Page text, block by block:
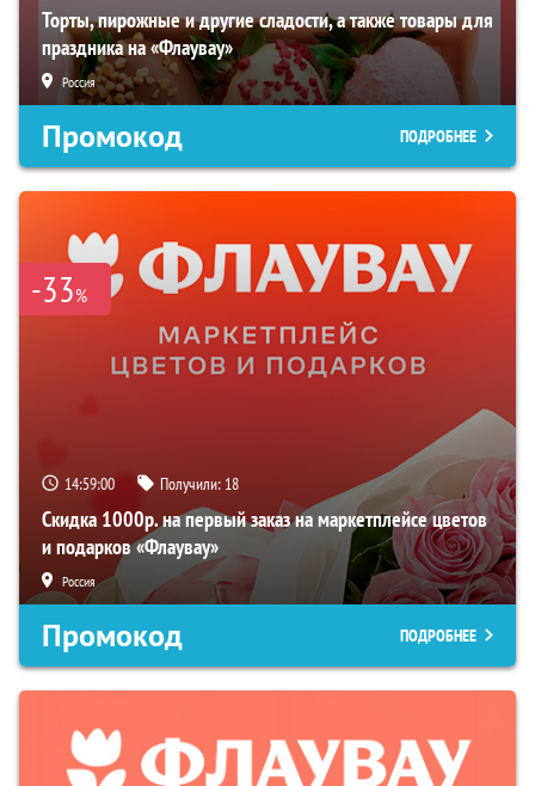
Торты, пирожные и другие сладости, а также товары для
праздника на «Флаувау»
Россия
Промокод ПОДРОБНЕЕ
-33%
14:59:00 Получили: 18
Скидка 1000р. на первый заказ на маркетплейсе цветов
и подарков «Флаувау»
Россия
Промокод ПОДРОБНЕЕ